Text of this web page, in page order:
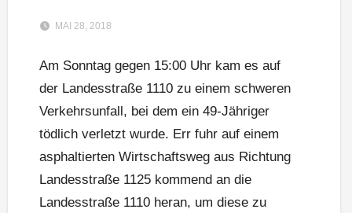
MAI 28, 2018
Am Sonntag gegen 15:00 Uhr kam es auf
der Landesstraße 1110 zu einem schweren
Verkehrsunfall, bei dem ein 49-Jähriger
tödlich verletzt wurde. Err fuhr auf einem
asphaltierten Wirtschaftsweg aus Richtung
Landesstraße 1125 kommend an die
Landesstraße 1110 heran, um diese zu